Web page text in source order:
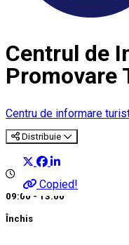
Centrul de
Promovare
Centru de informare
Distribuie
Copied!
09:00 - 13:00
Închis